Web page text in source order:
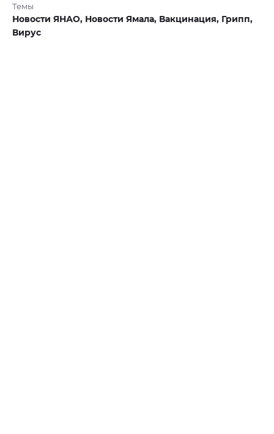
Темы
Новости ЯНАО, Новости Ямала, Вакцинация, Грипп,
Вирус